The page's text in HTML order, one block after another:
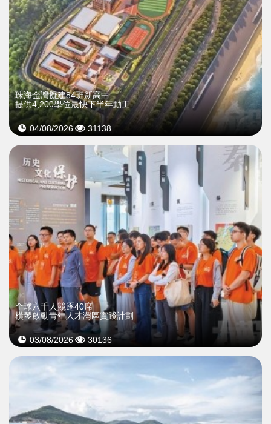
珠海金灣擬建84班新高中
提供4,200學位最快下半年動工
04/08/2026 31138
全球六千人競逐40席
橫琴啟動青年人才灣區實踐計劃
03/08/2026 30136